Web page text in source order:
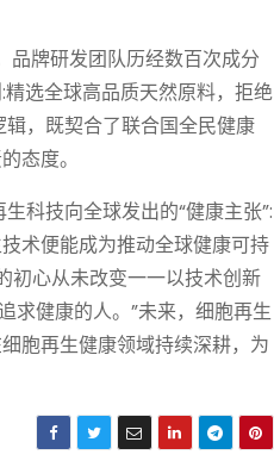
品牌研发团队历经数百次成分
选全球高品质天然原料，拒绝
，既契合了联合国全民健康
态度。
科技向全球发出的“健康主张”:
术便能成为推动全球健康可持
初心从未改变一一以技术创新
求健康的人。”未来，细胞再生
胞再生健康领域持续深耕，为